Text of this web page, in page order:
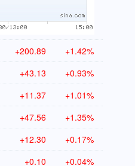
+200.89 +1.42%
+43.13 +0.93%
+11.37 +1.01%
+47.56 +1.35%
+12.30 +0.17%
+0.10 +0.04%